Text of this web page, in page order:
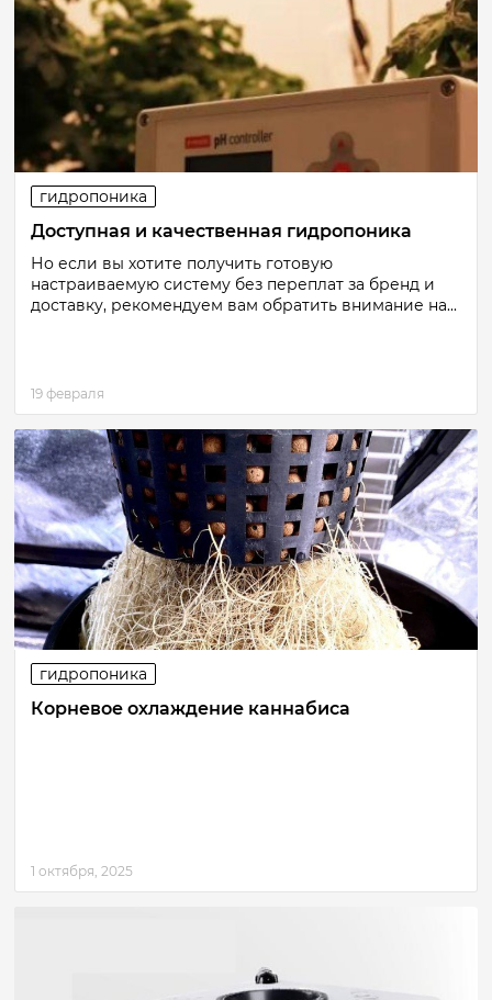
гидропоника
Доступная и качественная гидропоника
Но если вы хотите получить готовую
настраиваемую систему без переплат за бренд и
доставку, рекомендуем вам обратить внимание на...
19 февраля
гидропоника
Корневое охлаждение каннабиса
1 октября, 2025